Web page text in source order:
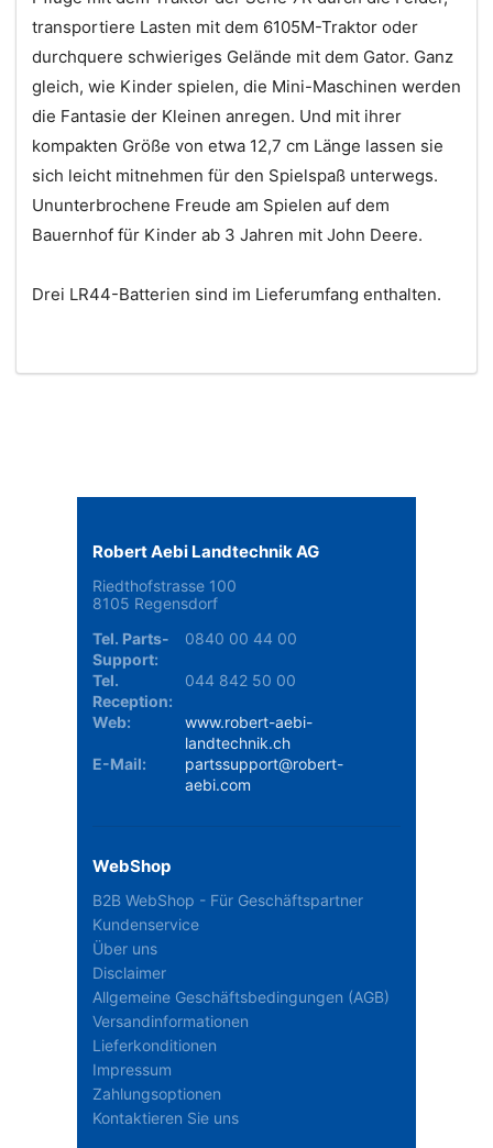
transportiere Lasten mit dem 6105M-Traktor oder
durchquere schwieriges Gelände mit dem Gator. Ganz
gleich, wie Kinder spielen, die Mini-Maschinen werden
die Fantasie der Kleinen anregen. Und mit ihrer
kompakten Größe von etwa 12,7 cm Länge lassen sie
sich leicht mitnehmen für den Spielspaß unterwegs.
Ununterbrochene Freude am Spielen auf dem
Bauernhof für Kinder ab 3 Jahren mit John Deere.
Drei LR44-Batterien sind im Lieferumfang enthalten.
Robert Aebi Landtechnik AG
Riedthofstrasse 100
8105 Regensdorf
Tel. Parts-
Support:
0840 00 44 00
Tel.
Reception:
044 842 50 00
Web:
www.robert-aebi-
landtechnik.ch
E-Mail:
partssupport@robert-
aebi.com
WebShop
B2B WebShop - Für Geschäftspartner
Kundenservice
Über uns
Disclaimer
Allgemeine Geschäftsbedingungen (AGB)
Versandinformationen
Lieferkonditionen
Impressum
Zahlungsoptionen
Kontaktieren Sie uns